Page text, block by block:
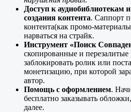
Доступ к аудиобиблиотекам
создания контента. Саппорт
контента(как промо-
нарваться на страйк.
Инструмент «Поиск
скопированные и
заблокировать ролик или
монетизацию, при которой
автор.
Помощь с оформлением.
бесплатно заказывать
далее.